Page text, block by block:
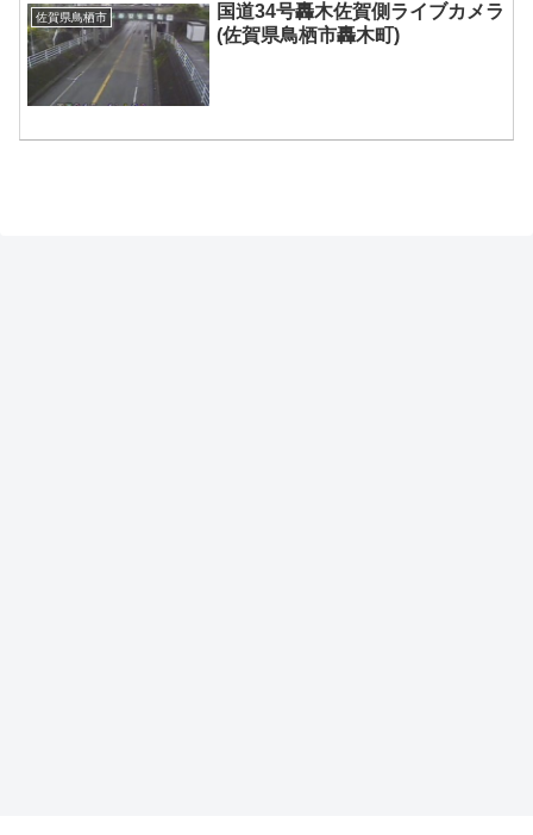
佐賀県鳥栖市
国道34号轟木佐賀側ライブカメラ
(佐賀県鳥栖市轟木町)